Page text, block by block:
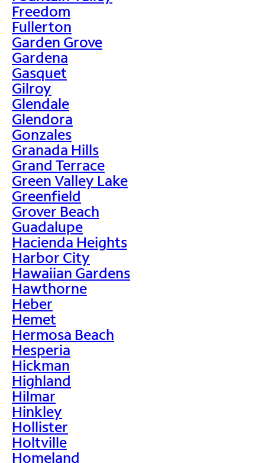
Freedom
Fullerton
Garden Grove
Gardena
Gasquet
Gilroy
Glendale
Glendora
Gonzales
Granada Hills
Grand Terrace
Green Valley Lake
Greenfield
Grover Beach
Guadalupe
Hacienda Heights
Harbor City
Hawaiian Gardens
Hawthorne
Heber
Hemet
Hermosa Beach
Hesperia
Hickman
Highland
Hilmar
Hinkley
Hollister
Holtville
Homeland